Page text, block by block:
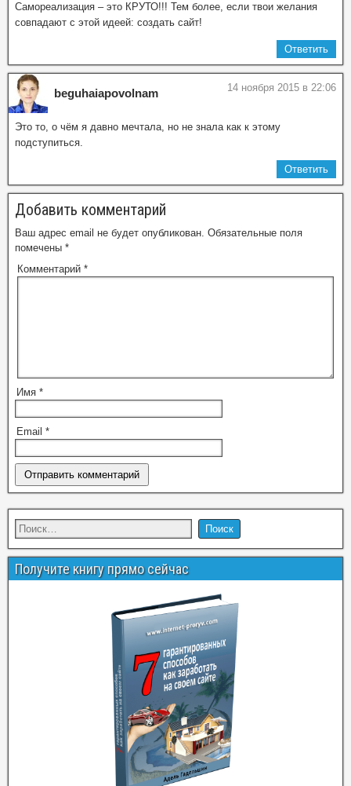
Самореализация – это КРУТО!!! Тем более, если твои желания
совпадают с этой идеей: создать сайт!
Ответить
beguhaiapovolnam 14 ноября 2015 в 22:06
Это то, о чём я давно мечтала, но не знала как к этому
подступиться.
Ответить
Добавить комментарий
Ваш адрес email не будет опубликован. Обязательные поля
помечены *
Комментарий *
Имя *
Email *
Получите книгу прямо сейчас